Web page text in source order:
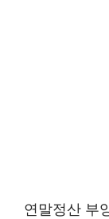
연말정산 부